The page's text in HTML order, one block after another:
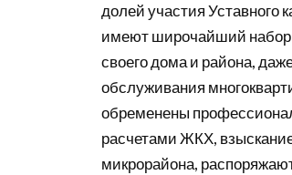
долей участия Уставного
имеют широчайший набор
своего дома и района,
обслуживания
обременены
расчетами ЖКХ,
микрорайона,